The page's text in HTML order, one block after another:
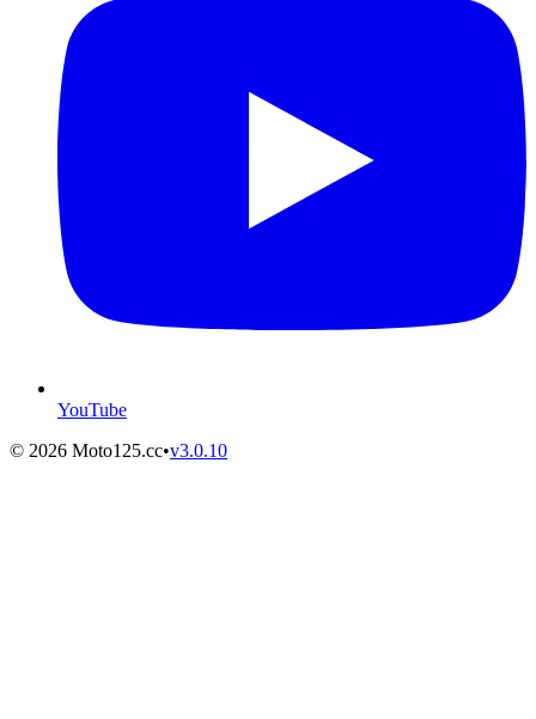
YouTube
© 2026 Moto125.cc•v3.0.10